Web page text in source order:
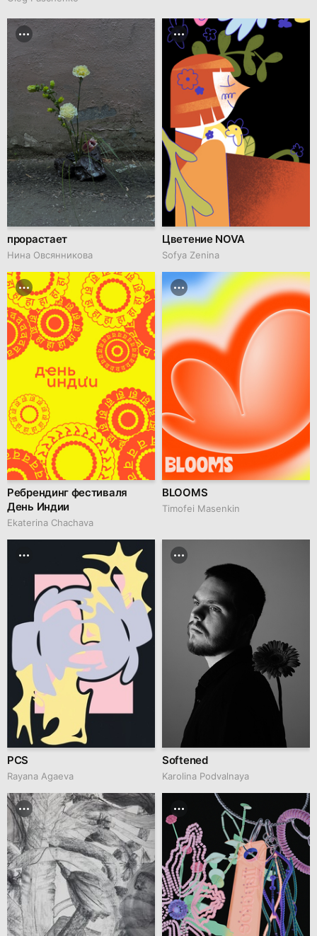
прорастает
Нина Овсянникова
Цветение NOVA
Sofya Zenina
Ребрендинг фестиваля
День Индии
Ekaterina Chachava
BLOOMS
Timofei Masenkin
PCS
Rayana Agaeva
Softened
Karolina Podvalnaya